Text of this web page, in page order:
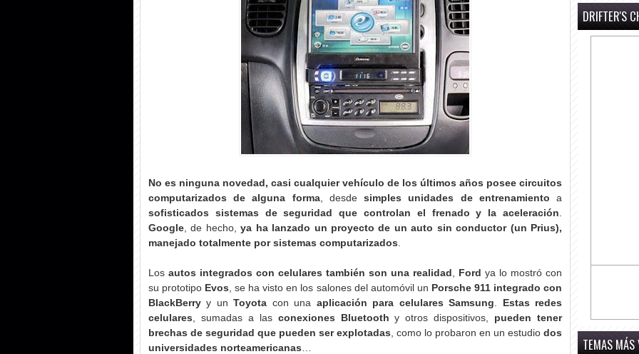
No es ninguna novedad, casi cualquier vehículo de los últimos años posee circuitos
computarizados de alguna forma, desdesimples unidades de entrenamiento a
sofisticados sistemas de seguridad
que controlan el frenado y la aceleración
Google , de hecho,ya ha lanzado un proyecto de un auto sin conductor (un Prius),
manejado totalmente por sistemas computarizados
Los autos integrados con celulares también son una realidad Ford ya lo mostró con
su prototipo Evos , se ha visto en los salones del automóvil un Porsche 911 integrado con
BlackBerryy unToyota con una aplicación para celulares Samsung
Estas redes
celulares , sumadas a las conexiones Bluetooth y otros dispositivos, pueden tener
brechas de seguridad que pueden ser explotadas , como lo probaron en un estudio dos
universidades norteamericanas
DRIFTER'S
TEMAS MÁS